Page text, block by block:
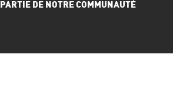
DE NOTRE COMMUNAUTÉ